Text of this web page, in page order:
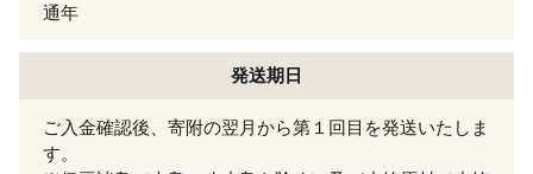
通年
発送期日
ご入金確認後、寄附の翌月から第１回目を発送いたしま
す。